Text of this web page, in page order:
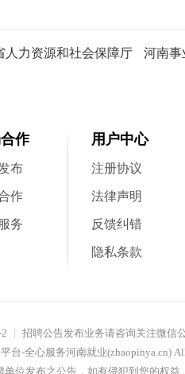
人力资源和社会保障厅
河南事
作
布
作
务
用户中心
注册协议
法律声明
反馈纠错
隐私条款
┊ 招聘公告发布业务请咨询关注微信
台-全心服务河南就业(zhaopinya.cn)
位发布之公告，如有侵犯到您的权